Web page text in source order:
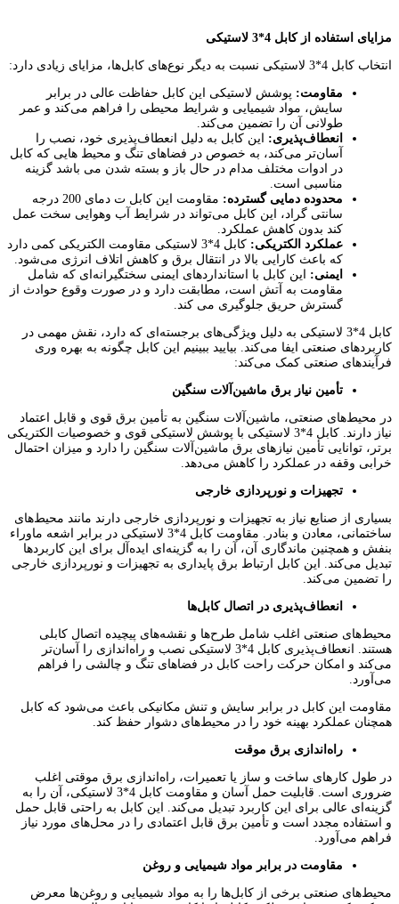
مزایای استفاده از کابل 4*3 لاستیکی
انتخاب کابل 4*3 لاستیکی نسبت به دیگر نوع‌های کابل‌ها، مزایای زیادی دارد:
مقاومت: پوشش لاستیکی این کابل حفاظت عالی در برابر
سایش، مواد شیمیایی و شرایط محیطی را فراهم می‌کند و عمر
طولانی آن را تضمین می‌کند.
انعطاف‌پذیری: این کابل به دلیل انعطاف‌پذیری خود، نصب را
آسان‌تر می‌کند، به خصوص در فضاهای تنگ و محیط هایی که کابل
در ادوات مختلف مدام در حال باز و بسته شدن می باشد گزینه
مناسبی است.
محدوده دمایی گسترده:
مقاومت این کابل ت دمای 200 درجه
سانتی گراد، این کابل می‌تواند در شرایط آب‌ وهوایی سخت عمل
کند بدون کاهش عملکرد.
عملکرد الکتریکی:
کابل 4*3 لاستیکی مقاومت الکتریکی کمی دارد
که باعث کارایی بالا در انتقال برق و کاهش اتلاف انرژی می‌شود.
ایمنی: این کابل با استانداردهای ایمنی سختگیرانه‌ای که شامل
مقاومت به آتش است، مطابقت دارد و در صورت وقوع حوادث از
گسترش حریق جلوگیری می کند.
کابل 4*3 لاستیکی به دلیل ویژگی‌های برجسته‌ای که دارد، نقش مهمی در
کاربردهای صنعتی ایفا می‌کند. بیایید ببینیم این کابل چگونه به بهره ‌وری
فرآیندهای صنعتی کمک می‌کند:
تأمین نیاز برق ماشین‌آلات سنگین
در محیط‌های صنعتی، ماشین‌آلات سنگین به تأمین برق قوی و قابل اعتماد
نیاز دارند. کابل 4*3 لاستیکی با پوشش لاستیکی قوی و خصوصیات الکتریکی
برتر، توانایی تأمین نیازهای برق ماشین‌آلات سنگین را دارد و میزان احتمال
خرابی وقفه در عملکرد را کاهش می‌دهد.
تجهیزات و نورپردازی خارجی
بسیاری از صنایع نیاز به تجهیزات و نورپردازی خارجی دارند مانند محیط‌های
ساختمانی، معادن و بنادر. مقاومت کابل 4*3 لاستیکی در برابر اشعه ماوراء
بنفش و همچنین ماندگاری آن، آن را به گزینه‌ای ایده‌آل برای این کاربردها
تبدیل می‌کند. این کابل ارتباط برق پایداری به تجهیزات و نورپردازی خارجی
را تضمین می‌کند.
انعطاف‌پذیری در اتصال کابل‌ها
محیط‌های صنعتی اغلب شامل طرح‌ها و نقشه‌های پیچیده اتصال کابلی
هستند. انعطاف‌پذیری کابل 4*3 لاستیکی نصب و راه‌اندازی را آسان‌تر
می‌کند و امکان حرکت راحت کابل در فضاهای تنگ و چالشی را فراهم
می‌آورد.
مقاومت این کابل در برابر سایش و تنش مکانیکی باعث می‌شود که کابل
همچنان عملکرد بهینه خود را در محیط‌های دشوار حفظ کند.
راه‌اندازی برق موقت
در طول کارهای ساخت و ساز یا تعمیرات، راه‌اندازی برق موقتی اغلب
ضروری است. قابلیت حمل آسان و مقاومت کابل 4*3 لاستیکی، آن را به
گزینه‌ای عالی برای این کاربرد تبدیل می‌کند. این کابل به راحتی قابل حمل
و استفاده مجدد است و تأمین برق قابل اعتمادی را در محل‌های مورد نیاز
فراهم می‌آورد.
مقاومت در برابر مواد شیمیایی و روغن
محیط‌های صنعتی برخی از کابل‌ها را به مواد شیمیایی و روغن‌ها معرض